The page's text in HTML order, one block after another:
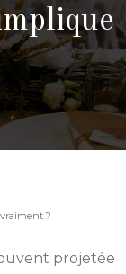
?
projetée